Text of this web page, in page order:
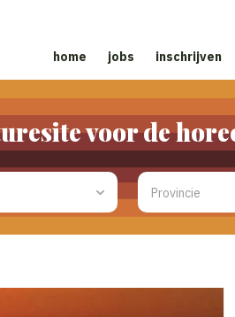
home jobs inschrijven
voor de